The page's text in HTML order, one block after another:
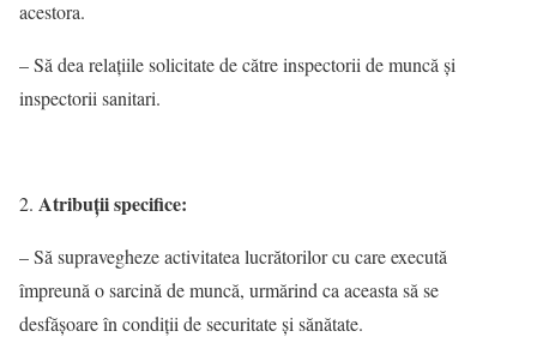
acestora.
– Să dea relaţiile solicitate de către inspectorii de muncă şi
inspectorii sanitari.
Atribuţii specifice:
– Să supravegheze activitatea lucrătorilor cu care execută
împreună o sarcină de muncă, urmărind ca aceasta să se
desfăşoare în condiţii de securitate şi sănătate.